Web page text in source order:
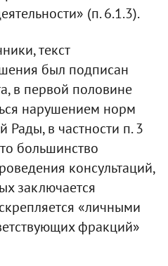
(п. 6.1.3).
текст
был подписан
в первой половине
нарушением норм
Рады, в частности п. 3
большинство
консультаций,
заключается
«личными
фракций»